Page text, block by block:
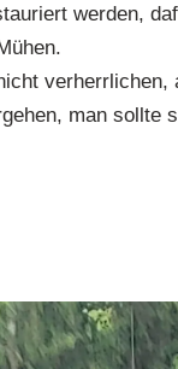
werden,
man sollte